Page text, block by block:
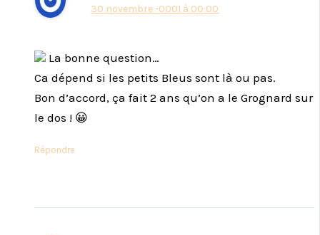
30 novembre -0001 à 00:00
La bonne question…
Ca dépend si les petits Bleus sont là ou pas.
Bon d’accord, ça fait 2 ans qu’on a le Grognard sur
le dos ! 😀
Répondre